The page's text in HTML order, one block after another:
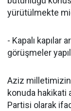
yürütülmekte
- Kapalı kapılar
görüşmeler
Aziz milletimizin
konuda hakikati
Partisi olarak